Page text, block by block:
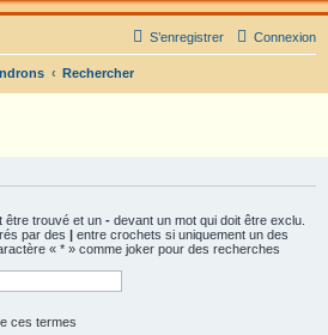
Connexion
S’enregistrer
Rechercher
être trouvé et un - devant un mot qui doit être exclu.
par des | entre crochets si uniquement un des
« * » comme joker pour des recherches
ces termes